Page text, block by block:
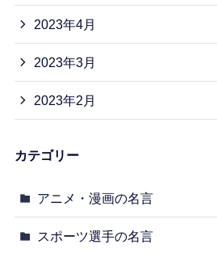
2023年4月
2023年3月
2023年2月
カテゴリー
アニメ・漫画の名言
スポーツ選手の名言